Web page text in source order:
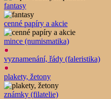
fantasy
cenné papíry a akcie
mince (numismatika)
vyznamenání, řády (faleristika)
plakety, žetony
známky (filatelie)